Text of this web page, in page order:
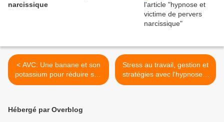
narcissique
< AVC: Une banane et son
potassium pour réduire son
risque
Stress au travail, gestion et
stratégies avec l'hypnose à
Paris et Le Havre >
Hébergé par Overblog